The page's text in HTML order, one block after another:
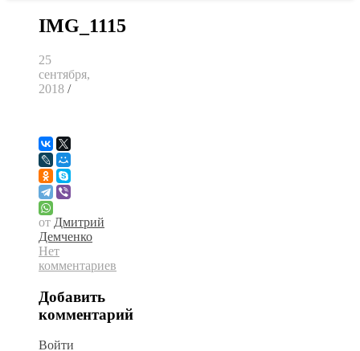
IMG_1115
25
сентября,
2018 /
от Дмитрий
Демченко
Нет
комментариев
Добавить
комментарий
Войти